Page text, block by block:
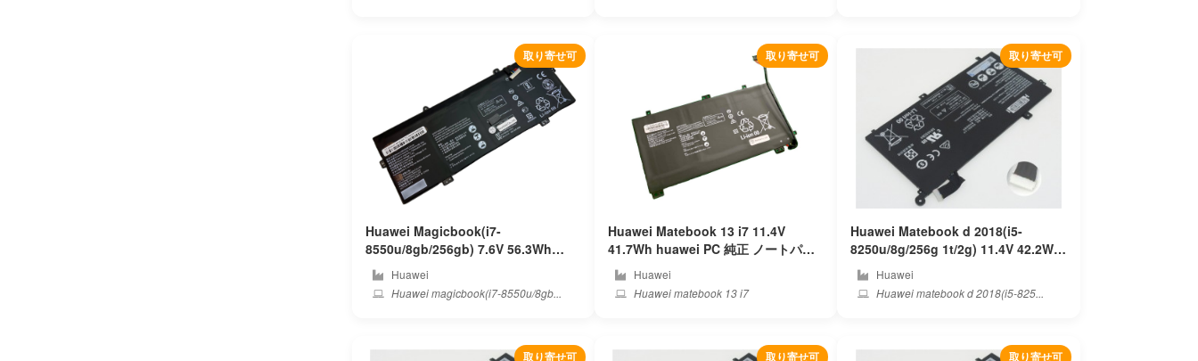
取り寄せ可
Huawei Magicbook(i7-
8550u/8gb/256gb) 7.6V 56.3Wh
huawei PC 純正 ノートパソコンバッ
テリー
Huawei
Huawei magicbook(i7-8550u/8gb...
取り寄せ可
Huawei Matebook 13 i7 11.4V
41.7Wh huawei PC 純正 ノートパソ
コンバッテリー
Huawei
Huawei matebook 13 i7
取り寄せ可
Huawei Matebook d 2018(i5-
8250u/8g/256g 1t/2g) 11.4V 42.2Wh
huawei PC 純正 ノートパソコンバッ
テリー
Huawei
Huawei matebook d 2018(i5-825...
取り寄せ可 取り寄せ可 取り寄せ可